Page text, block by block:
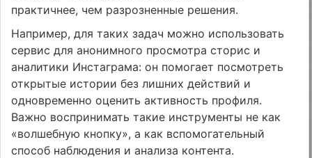
практичнее, чем разрозненные решения.
Например, для таких задач можно использовать
сервис для анонимного просмотра сторис и
аналитики Инстаграма: он помогает посмотреть
открытые истории без лишних действий и
одновременно оценить активность профиля.
Важно воспринимать такие инструменты не как
«волшебную кнопку», а как вспомогательный
способ наблюдения и анализа контента.